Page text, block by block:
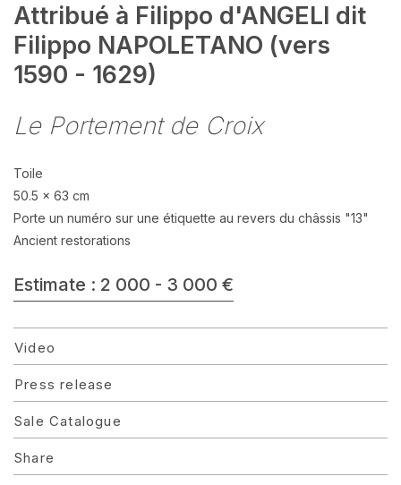
Attribué à Filippo d'ANGELI dit
Filippo NAPOLETANO (vers
1590 - 1629)
Le Portement de Croix
Toile
50.5 x 63 cm
Porte un numéro sur une étiquette au revers du châssis "13"
Ancient restorations
Estimate : 2 000 - 3 000 €
Video
Press release
Sale Catalogue
Share